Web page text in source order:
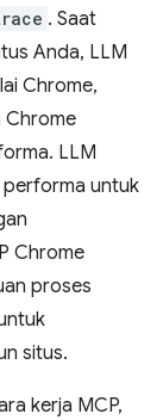
. Saat
Anda, LLM
Chrome,
Chrome
LLM
performa untuk
Chrome
proses
situs.
kerja MCP,